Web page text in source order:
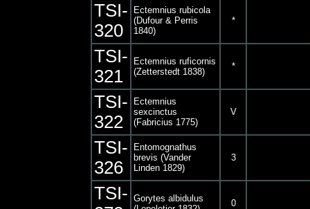
TSI-
320
Ectemnius rubicola
(Dufour & Perris
1840)
*
TSI-
321
Ectemnius ruficornis
(Zetterstedt 1838)
*
TSI-
322
Ectemnius
sexcinctus
(Fabricius 1775)
V
TSI-
326
Entomognathus
brevis (Vander
Linden 1829)
3
TSI- Gorytes albidulus
0